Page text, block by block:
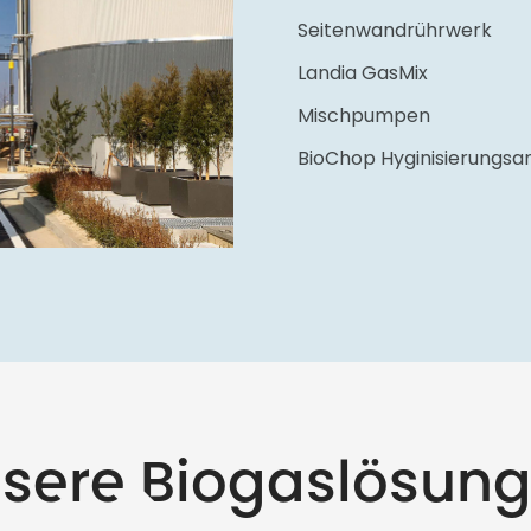
Seitenwandrührwerk
Landia GasMix
Mischpumpen
BioChop